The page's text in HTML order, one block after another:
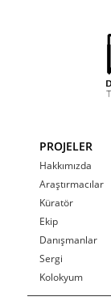
PROJELER
Hakkımızda
Araştırmacılar
Küratör
Ekip
Danışmanlar
Sergi
Kolokyum